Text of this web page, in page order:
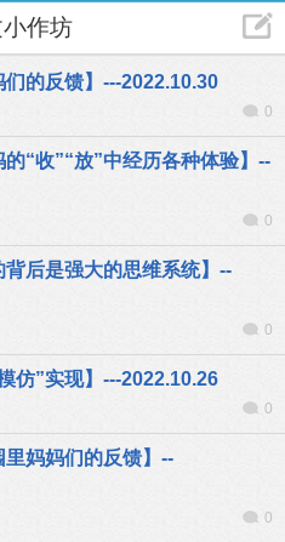
作坊
们的反馈】---2022.10.30
0
“收”“放”中经历各种体验】--
0
背后是强大的思维系统】--
0
仿”实现】---2022.10.26
0
里妈妈们的反馈】--
0